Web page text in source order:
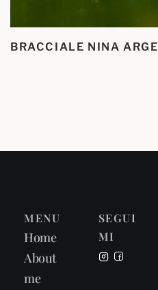
BRACCIALE NINA
MENU
Home
About
me
SEGUI
MI